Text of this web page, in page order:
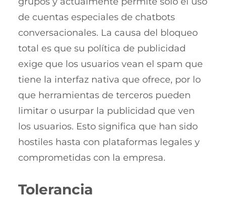
de cuentas especiales de chatbots
conversacionales. La causa del bloqueo
total es que su política de publicidad
exige que los usuarios vean el spam que
tiene la interfaz nativa que ofrece, por lo
que herramientas de terceros pueden
limitar o usurpar la publicidad que ven
los usuarios. Esto significa que han sido
hostiles hasta con plataformas legales y
comprometidas con la empresa.
Tolerancia